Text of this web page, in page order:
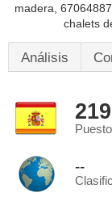
madera,
chalets
Análisis
--